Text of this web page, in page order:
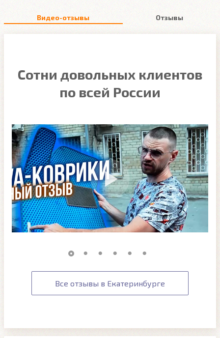
Видео-отзывы Отзывы
Сотни довольных клиентов
по всей России
Все отзывы в Екатеринбурге